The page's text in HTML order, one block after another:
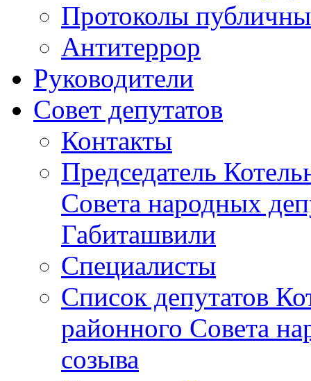
Протоколы
Антитеррор
Руководители
Совет депутатов
Контакты
Председатель
Совета народных
Габиташвили
Специалисты
Список депутатов
районного Совета
созыва